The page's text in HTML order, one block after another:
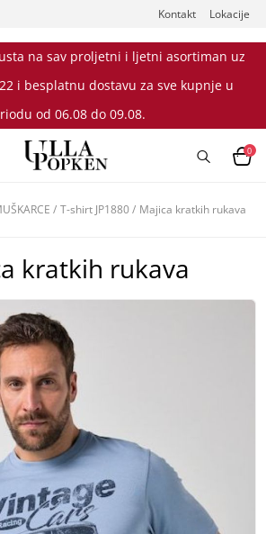
Kontakt Lokacije
na sav proljetni i ljetni asortiman uz
i besplatnu dostavu za sve kupnje u
od 06.08 do 09.08.
0
/ T-shirt JP1880/ Majica kratkih rukava
kratkih rukava